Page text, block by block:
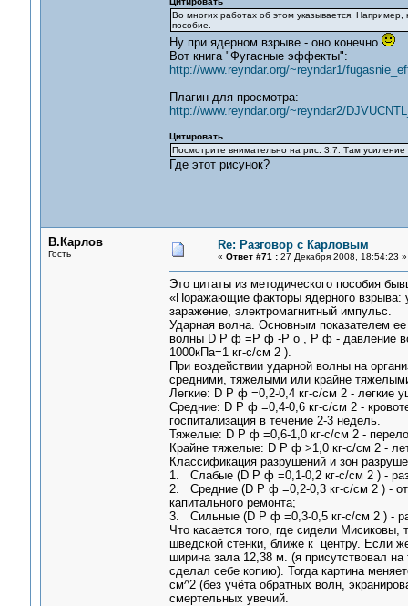
Во многих работах об этом указывается.
пособие.
Ну при ядерном взрыве - оно конечно
Вот книга "Фугасные эффекты":
http://www.reyndar.org/~reyndar1/
Плагин для просмотра:
http://www.reyndar.org/~reyndar2/
Цитировать
Посмотрите внимательно на рис. 3.7. Там
Где этот рисунок?
В.Карлов
Гость
Re: Разговор с Карловым
« Ответ #71 :27 Декабря 2008, 18:54:23 »
Это цитаты из методического пособия
«Поражающие факторы ядерного взрыва:
заражение, электромагнитный импульс.
Ударная волна. Основным показателем
волны D Р ф =Р ф -Р о , Р ф - давление
1000кПа=1 кг-с/см 2 ).
При воздействии ударной волны на
средними, тяжелыми или крайне
Легкие: D Р ф =0,2-0,4 кг-с/см 2 - легкие
Средние: D Р ф =0,4-0,6 кг-с/см 2 -
госпитализация в течение 2-3 недель.
Тяжелые: D Р ф =0,6-1,0 кг-с/см 2 -
Крайне тяжелые: D Р ф >1,0 кг-с/см 2 -
Классификация разрушений и зон
1. Слабые (D Р ф =0,1-0,2 кг-с/см 2 ) -
2. Средние (D Р ф =0,2-0,3 кг-с/см 2 ) -
капитального ремонта;
3. Сильные (D Р ф =0,3-0,5 кг-с/см 2 ) -
Что касается того, где сидели
шведской стенки, ближе к центру. Если
ширина зала 12,38 м. (я присутствовал
сделал себе копию). Тогда картина
см^2 (без учёта обратных волн,
смертельных увечий.